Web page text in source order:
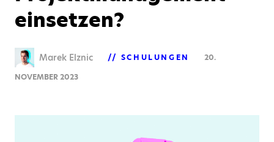
einsetzen?
Marek Elznic SCHULUNGEN
20.
NOVEMBER 2023